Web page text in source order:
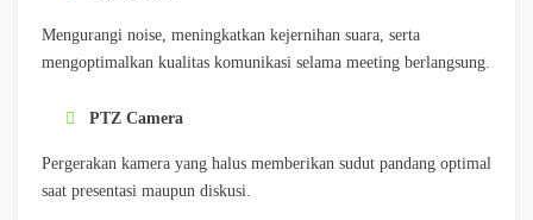
Mengurangi noise, meningkatkan kejernihan suara, serta
mengoptimalkan kualitas komunikasi selama meeting berlangsung.
PTZ Camera
Pergerakan kamera yang halus memberikan sudut pandang optimal
saat presentasi maupun diskusi.